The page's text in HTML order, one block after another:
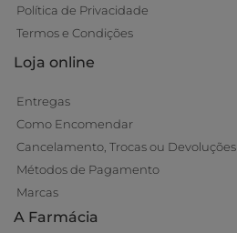
Política de Privacidade
Termos e Condições
Loja online
Entregas
Como Encomendar
Cancelamento, Trocas ou Devoluções
Métodos de Pagamento
Marcas
A Farmácia